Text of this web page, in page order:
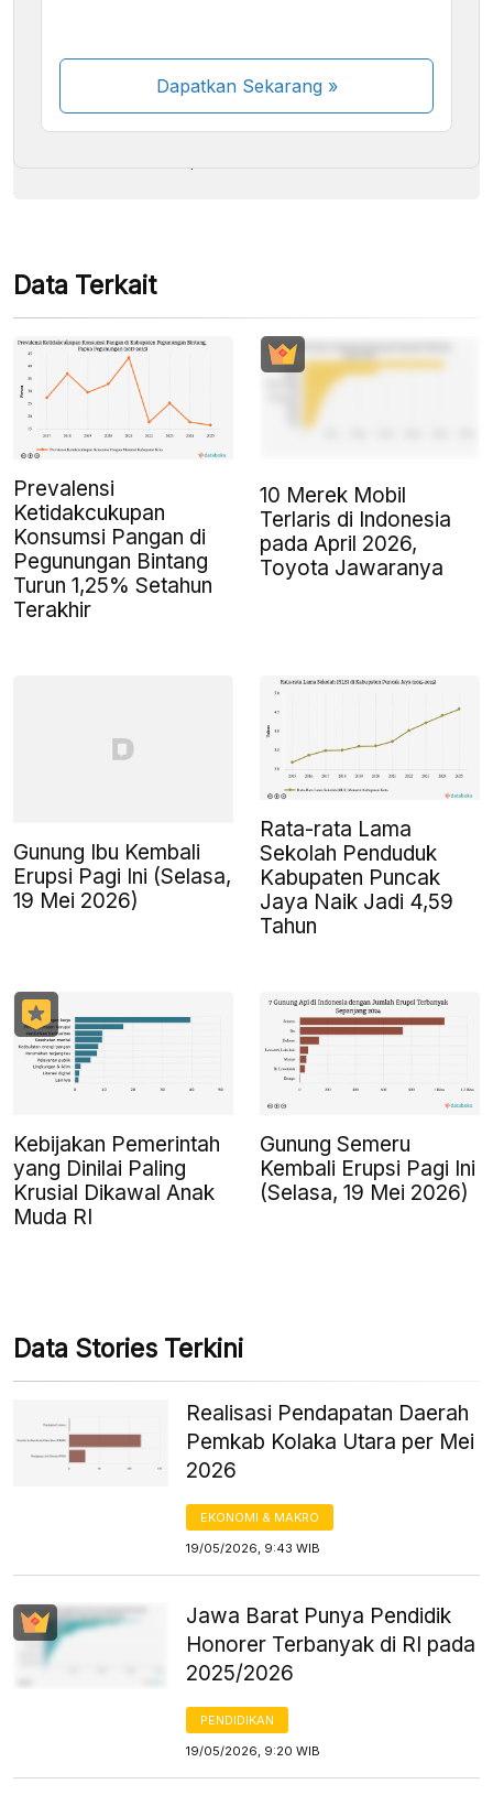
Dapatkan Sekarang»
Beberapa metode pembayaran masih dalam
Data Terkait
Prevalensi
Ketidakcukupan
Konsumsi Pangan di
Pegunungan Bintang
Turun 1,25% Setahun
Terakhir
10 Merek Mobil
Terlaris di Indonesia
pada April 2026,
Toyota Jawaranya
Gunung Ibu Kembali
Erupsi Pagi Ini (Selasa,
19 Mei 2026)
Rata-rata Lama
Sekolah Penduduk
Kabupaten Puncak
Jaya Naik Jadi 4,59
Tahun
Kebijakan Pemerintah
yang Dinilai Paling
Krusial Dikawal Anak
Muda RI
Gunung Semeru
Kembali Erupsi Pagi Ini
(Selasa, 19 Mei 2026)
Data Stories Terkini
Realisasi Pendapatan Daerah
Pemkab Kolaka Utara per Mei
2026
EKONOMI & MAKRO
19/05/2026, 9:43 WIB
Jawa Barat Punya Pendidik
Honorer Terbanyak di RI pada
2025/2026
PENDIDIKAN
19/05/2026, 9:20 WIB